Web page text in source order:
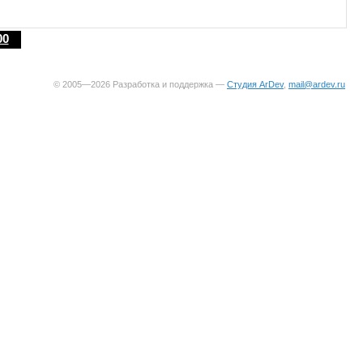
© 2005—2026 Разработка и поддержка — Студия ArDev, mail@ardev.ru